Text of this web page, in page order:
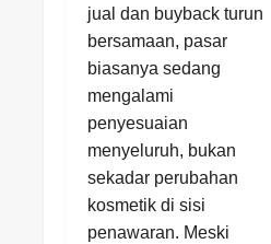
jual dan buyback turun
bersamaan, pasar
biasanya sedang
mengalami
penyesuaian
menyeluruh, bukan
sekadar perubahan
kosmetik di sisi
penawaran. Meski